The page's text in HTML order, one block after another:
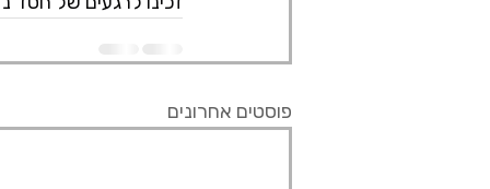
פוסטים אחרונים